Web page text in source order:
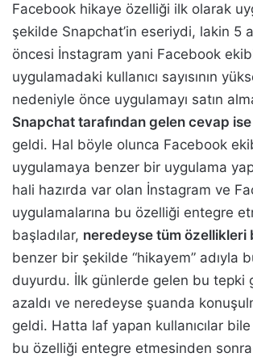
Facebook hikaye özelliği ilk olarak
şekilde Snapchat’in eseriydi, lakin 5
öncesi İnstagram yani Facebook
uygulamadaki kullanıcı sayısının
nedeniyle önce uygulamayı satın
Snapchat tarafından gelen cevap ise
geldi. Hal böyle olunca Facebook
uygulamaya benzer bir uygulama
hali hazırda var olan İnstagram ve
uygulamalarına bu özelliği entegre
başladılar, neredeyse tüm özellikleri
benzer bir şekilde “hikayem” adıyla
duyurdu. İlk günlerde gelen bu tepki
azaldı ve neredeyse şuanda
geldi. Hatta laf yapan kullanıcılar bile
bu özelliği entegre etmesinden